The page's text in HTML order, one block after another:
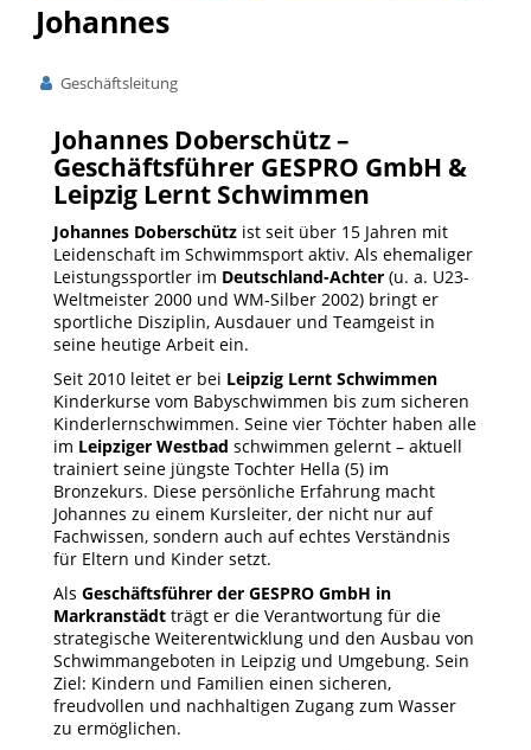
Johannes
Geschäftsleitung
Johannes Doberschütz –
Geschäftsführer GESPRO GmbH &
Leipzig Lernt Schwimmen
Johannes Doberschütz ist seit über 15 Jahren mit
Leidenschaft im Schwimmsport aktiv. Als ehemaliger
Leistungssportler im Deutschland-Achter (u. a. U23-
Weltmeister 2000 und WM-Silber 2002) bringt er
sportliche Disziplin, Ausdauer und Teamgeist in
seine heutige Arbeit ein.
Seit 2010 leitet er bei Leipzig Lernt Schwimmen
Kinderkurse vom Babyschwimmen bis zum sicheren
Kinderlernschwimmen. Seine vier Töchter haben alle
im Leipziger Westbad schwimmen gelernt – aktuell
trainiert seine jüngste Tochter Hella (5) im
Bronzekurs. Diese persönliche Erfahrung macht
Johannes zu einem Kursleiter, der nicht nur auf
Fachwissen, sondern auch auf echtes Verständnis
für Eltern und Kinder setzt.
Als Geschäftsführer der GESPRO GmbH in
Markranstädt trägt er die Verantwortung für die
strategische Weiterentwicklung und den Ausbau von
Schwimmangeboten in Leipzig und Umgebung. Sein
Ziel: Kindern und Familien einen sicheren,
freudvollen und nachhaltigen Zugang zum Wasser
zu ermöglichen.